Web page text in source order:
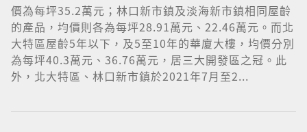
價為每坪35.2萬元；林口新市鎮及淡海新市鎮相同屋齡
的產品，均價則各為每坪28.91萬元、22.46萬元。而北
大特區屋齡5年以下，及5至10年的華廈大樓，均價分別
為每坪40.3萬元、36.76萬元，居三大開發區之冠。此
外，北大特區、林口新市鎮於2021年7月至2...